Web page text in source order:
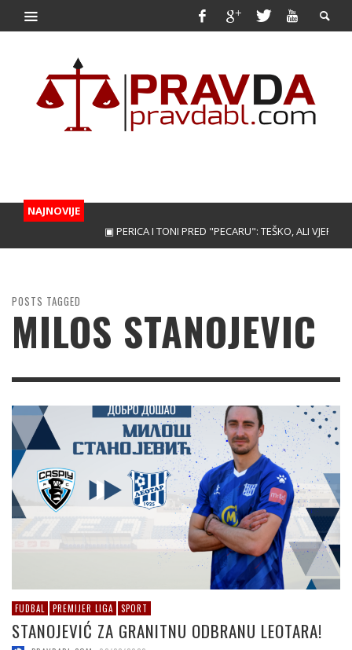
NAJNOVIJE
▣ PERICA I TONI PRED "PECARU": TEŠKO, ALI
POSTS TAGGED
MILOS STANOJEVIC
FUDBAL PREMIJER LIGA SPORT
STANOJEVIĆ ZA GRANITNU ODBRANU LEOTARA!